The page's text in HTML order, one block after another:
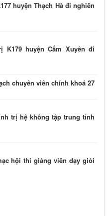
huyện Thạch Hà đi nghiên
huyện Cẩm Xuyên đi
chuyên viên chính khoá 27
trị hệ không tập trung tỉnh
hội thi giảng viên dạy giỏi